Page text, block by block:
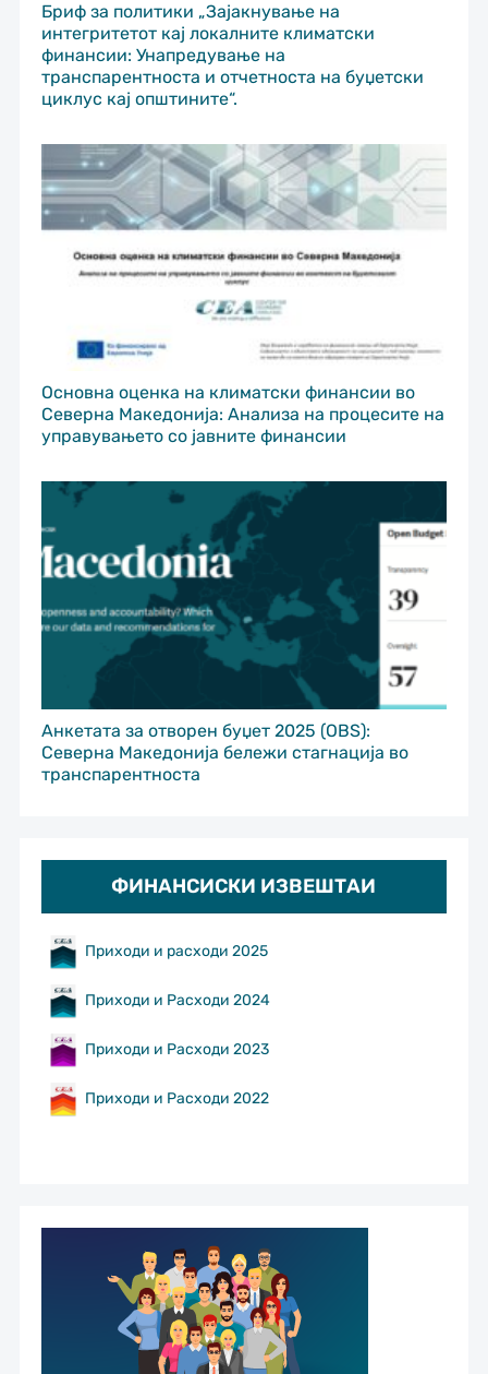
Бриф за политики „Зајакнување на
интегритетот кај локалните климатски
финансии: Унапредување на
транспарентноста и отчетноста на буџетски
циклус кај општините“.
Основна оценка на климатски финансии во
Северна Македонија: Анализа на процесите на
управувањето со јавните финансии
Анкетата за отворен буџет 2025 (OBS):
Северна Македонија бележи стагнација во
транспарентноста
ФИНАНСИСКИ ИЗВЕШТАИ
Приходи и расходи 2025
Приходи и Расходи 2024
Приходи и Расходи 2023
Приходи и Расходи 2022